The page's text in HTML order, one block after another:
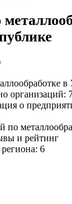
в
организаций:
о
по
и рейтинг
6